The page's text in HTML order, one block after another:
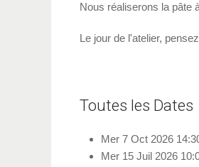
Nous réaliserons la pâte
Le jour de l'atelier,
Toutes les Dates
Mer 7 Oct 2026
Mer 15 Juil 2026